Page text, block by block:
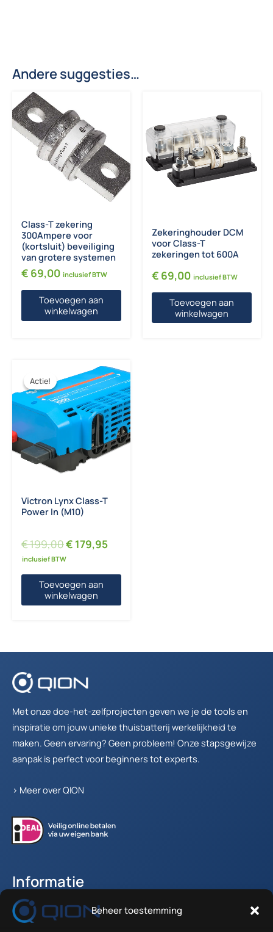
Beheer toestemming
Andere suggesties…
Class-T zekering
300Ampere voor
(kortsluit) beveiliging
van grotere systemen
€ 69,00 inclusief BTW
Toevoegen aan
winkelwagen
Zekeringhouder DCM
voor Class-T
zekeringen tot 600A
€ 69,00 inclusief BTW
Toevoegen aan
winkelwagen
Actie!
Actie!
Victron Lynx Class-T
Power In (M10)
€199,00Oorspronkelijke prijs was: € 199,00.
€ 179,95Huidige prijs is: € 179,95.
inclusief BTW
Toevoegen aan
winkelwagen
Met onze doe-het-zelfprojecten geven we je de tools en
inspiratie om jouw unieke thuisbatterij werkelijkheid te
maken. Geen ervaring? Geen probleem! Onze stapsgewijze
aanpak is perfect voor beginners tot experts.
> Meer over QION
Informatie
Accountgegevens